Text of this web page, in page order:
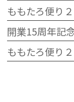
ももたろ便り
開業15周年記
ももたろ便り